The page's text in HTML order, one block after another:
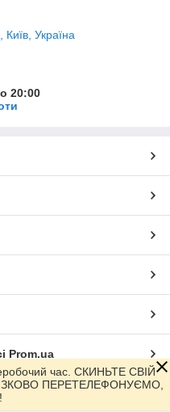
Київ, Україна
20:00
Prom.ua
час. СКИНЬТЕ СВІЙ
ПЕРЕТЕЛЕФОНУЄМО,